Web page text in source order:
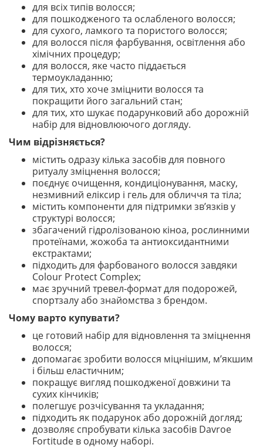
для всіх типів волосся;
для пошкодженого та ослабленого волосся;
для сухого, ламкого та пористого волосся;
для волосся після фарбування, освітлення або
хімічних процедур;
для волосся, яке часто піддається
термоукладанню;
для тих, хто хоче зміцнити волосся та
покращити його загальний стан;
для тих, хто шукає подарунковий або дорожній
набір для відновлюючого догляду.
Чим відрізняється?
містить одразу кілька засобів для повного
ритуалу зміцнення волосся;
поєднує очищення, кондиціонування, маску,
незмивний еліксир і гель для обличчя та тіла;
містить компоненти для підтримки зв’язків у
структурі волосся;
збагачений гідролізованою кіноа, рослинними
протеїнами, жожоба та антиоксидантними
екстрактами;
підходить для фарбованого волосся завдяки
Colour Protect Complex;
має зручний тревел-формат для подорожей,
спортзалу або знайомства з брендом.
Чому варто купувати?
це готовий набір для відновлення та зміцнення
волосся;
допомагає зробити волосся міцнішим, м’якшим
і більш еластичним;
покращує вигляд пошкодженої довжини та
сухих кінчиків;
полегшує розчісування та укладання;
підходить як подарунок або дорожній догляд;
дозволяє спробувати кілька засобів Davroe
Fortitude в одному наборі.